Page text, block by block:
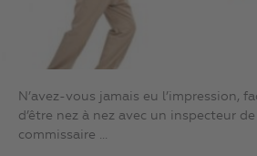
N’avez-vous jamais eu l’impression,
d’être nez à nez avec un inspecteur
commissaire ...